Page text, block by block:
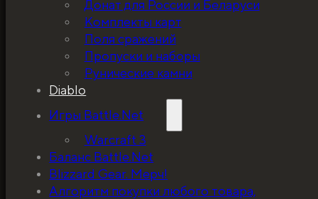
Донат для России и Беларуси
Комплекты карт
Поля сражений
Пропуски и наборы
Рунические камни
Diablo
Игры Battle.Net
Warcraft 3
Баланс Battle.Net
Blizzard Gear. Мерч!
Алгоритм покупки любого товара,
5%, на весь ассортимент. Я хочу, чтобы